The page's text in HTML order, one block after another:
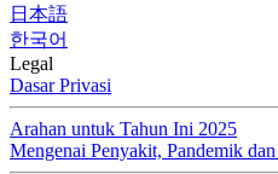
日本語
한국어
Legal
Dasar Privasi
Arahan untuk Tahun Ini 2025
Mengenai Penyakit, Pandemik